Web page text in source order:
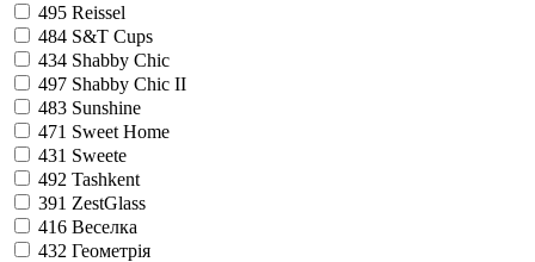
495 Reissel
484 S&T Cups
434 Shabby Chic
497 Shabby Chic II
483 Sunshine
471 Sweet Home
431 Sweete
492 Tashkent
391 ZestGlass
416 Веселка
432 Геометрія